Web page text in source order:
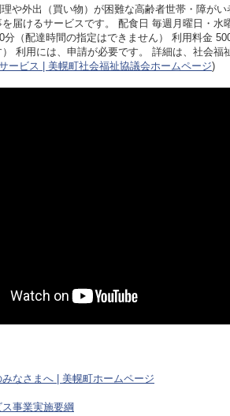
や外出（買い物）が困難な高齢者世帯・障が
届けるサービスです。 配食日 毎週月曜日・水
分（配達時間の指定はできません） 利用料金
） 利用には、申請が必要です。 詳細は、社会福
ービス | 美幌町社会福祉協議会ホームページ)
なさまへ | 美幌町ホームページ
事業実施要綱